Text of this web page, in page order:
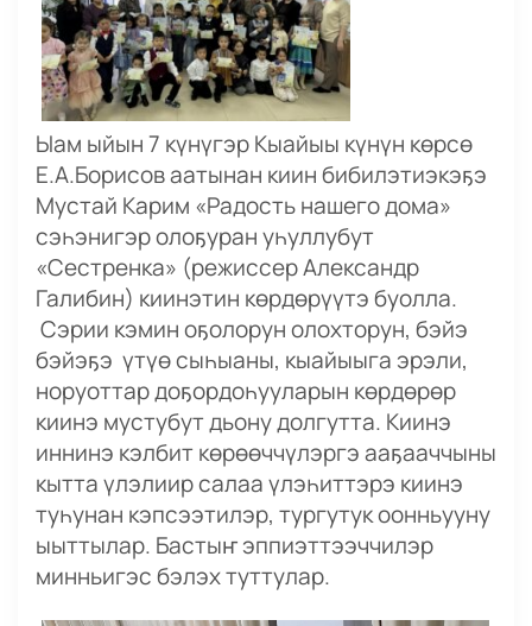
Ыам ыйын 7 күнүгэр Кыайыы күнүн көрсө
Е.А.Борисов аатынан киин бибилэтиэкэҕэ
Мустай Карим «Радость нашего дома»
сэһэнигэр олоҕуран уһуллубут
«Сестренка» (режиссер Александр
Галибин) киинэтин көрдөрүүтэ буолла.
Сэрии кэмин оҕолорун олохторун, бэйэ
бэйэҕэ үтүө сыһыаны, кыайыыга эрэли,
норуоттар доҕордоһууларын көрдөрөр
киинэ мустубут дьону долгутта. Киинэ
иннинэ кэлбит көрөөччүлэргэ ааҕааччыны
кытта үлэлиир салаа үлэһиттэрэ киинэ
туһунан кэпсээтилэр, тургутук оонньууну
ыыттылар. Бастыҥ эппиэттээччилэр
минньигэс бэлэх туттулар.